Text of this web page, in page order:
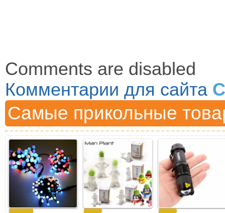
Comments are disabled
Комментарии для сайта
Самые прикольные